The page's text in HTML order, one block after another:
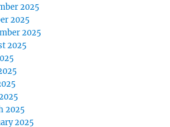
2025
2025
2025
2025
2025
2025